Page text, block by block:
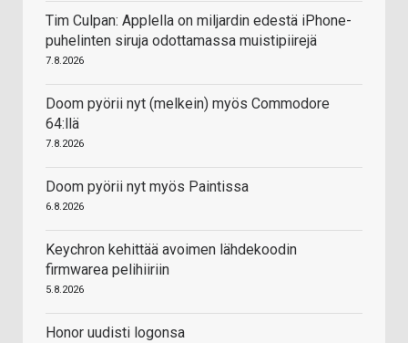
Tim Culpan: Applella on miljardin edestä iPhone-
puhelinten siruja odottamassa muistipiirejä
7.8.2026
Doom pyörii nyt (melkein) myös Commodore
64:llä
7.8.2026
Doom pyörii nyt myös Paintissa
6.8.2026
Keychron kehittää avoimen lähdekoodin
firmwarea pelihiiriin
5.8.2026
Honor uudisti logonsa